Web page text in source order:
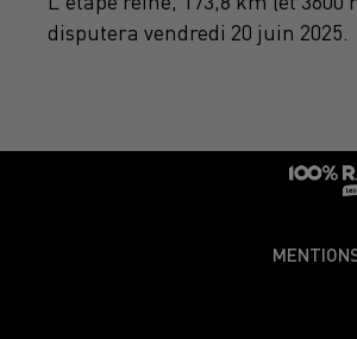
disputera vendredi 20 juin 2025.